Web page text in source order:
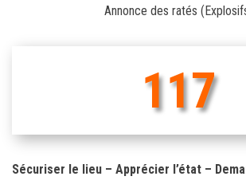
Annonce des ratés
117
Sécuriser le lieu – Apprécier l’état –